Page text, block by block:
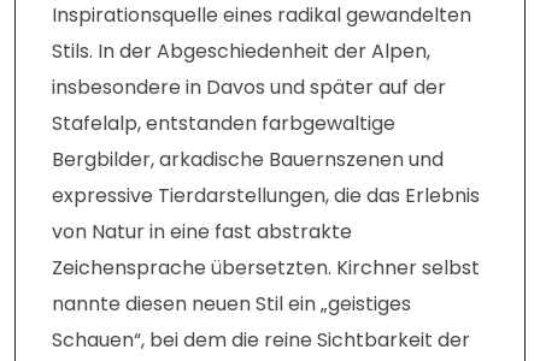
Inspirationsquelle eines radikal gewandelten
Stils. In der Abgeschiedenheit der Alpen,
insbesondere in Davos und später auf der
Stafelalp, entstanden farbgewaltige
Bergbilder, arkadische Bauernszenen und
expressive Tierdarstellungen, die das Erlebnis
von Natur in eine fast abstrakte
Zeichensprache übersetzten. Kirchner selbst
nannte diesen neuen Stil ein „geistiges
Schauen“, bei dem die reine Sichtbarkeit der